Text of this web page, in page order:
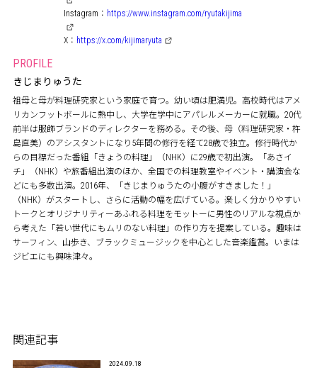
Instagram： https://www.instagram.com/ryutakijima
X： https://x.com/kijimaryuta
PROFILE
きじまりゅうた
祖母と母が料理研究家という家庭で育つ。幼い頃は肥満児。高校時代はアメ
リカンフットボールに熱中し、大学在学中にアパレルメーカーに就職。20代
前半は服飾ブランドのディレクターを務める。その後、母（料理研究家・杵
島直美）のアシスタントになり5年間の修行を経て28歳で独立。修行時代か
らの目標だった番組「きょうの料理」（NHK）に29歳で初出演。「あさイ
チ」（NHK）や旅番組出演のほか、全国での料理教室やイベント・講演会な
どにも多数出演。2016年、「きじまりゅうたの小腹がすきました！」
（NHK）がスタートし、さらに活動の幅を広げている。楽しく分かりやすい
トークとオリジナリティーあふれる料理をモットーに男性のリアルな視点か
ら考えた「若い世代にもムリのない料理」の作り方を提案している。趣味は
サーフィン、山歩き、ブラックミュージックを中心とした音楽鑑賞。いまは
ジビエにも興味津々。
関連記事
2024.09.18